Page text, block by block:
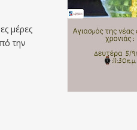
μέρες
την